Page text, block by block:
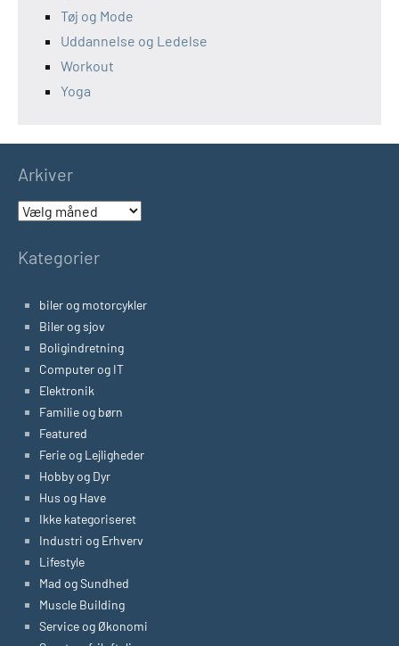
Tøj og Mode
Uddannelse og Ledelse
Workout
Yoga
Arkiver
Arkiver
Kategorier
biler og motorcykler
Biler og sjov
Boligindretning
Computer og IT
Elektronik
Familie og børn
Featured
Ferie og Lejligheder
Hobby og Dyr
Hus og Have
Ikke kategoriseret
Industri og Erhverv
Lifestyle
Mad og Sundhed
Muscle Building
Service og Økonomi